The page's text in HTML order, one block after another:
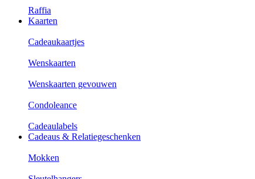
Raffia
Kaarten
Cadeaukaartjes
Wenskaarten
Wenskaarten gevouwen
Condoleance
Cadeaulabels
Cadeaus & Relatiegeschenken
Mokken